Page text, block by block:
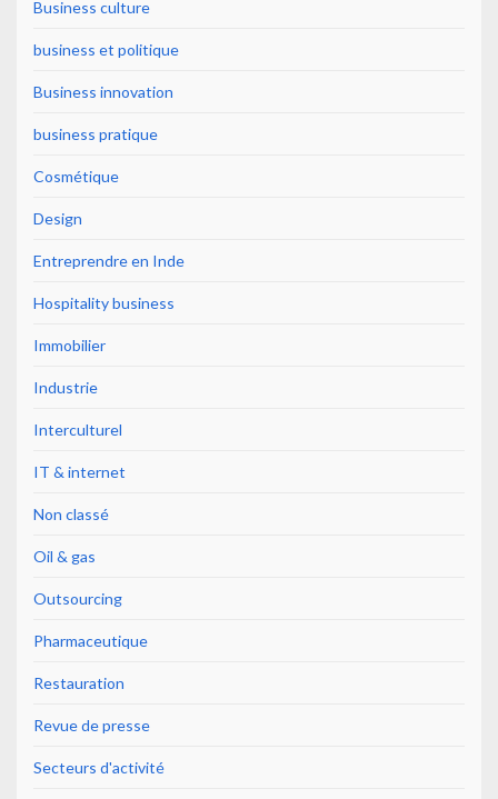
Business culture
business et politique
Business innovation
business pratique
Cosmétique
Design
Entreprendre en Inde
Hospitality business
Immobilier
Industrie
Interculturel
IT & internet
Non classé
Oil & gas
Outsourcing
Pharmaceutique
Restauration
Revue de presse
Secteurs d'activité